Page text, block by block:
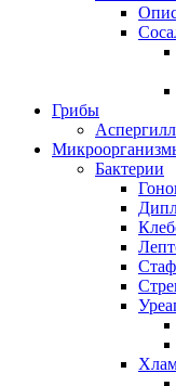
Грибы
Бактерии